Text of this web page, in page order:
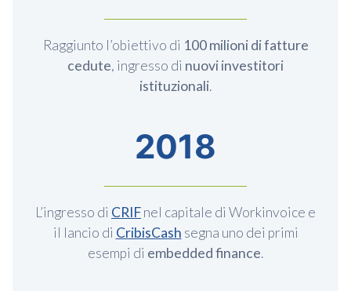
Raggiunto l’obiettivo di 100 milioni di fatture
cedute, ingresso di nuovi investitori
istituzionali.
2018
L’ingresso di CRIFnel capitale di Workinvoice e
il lancio di CribisCash segna uno dei primi
esempi di embedded finance.